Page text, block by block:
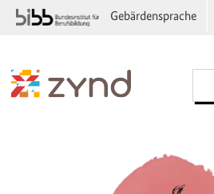
Gebärdensprache